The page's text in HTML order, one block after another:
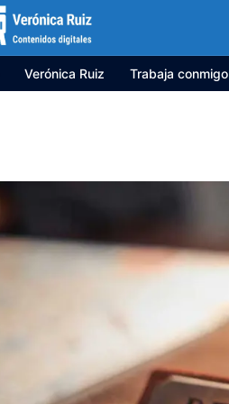
Verónica Ruiz Trabaja conmigo